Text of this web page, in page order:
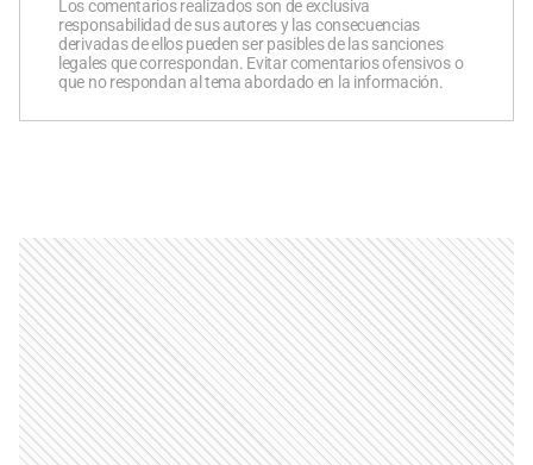
Los comentarios realizados son de exclusiva
responsabilidad de sus autores y las consecuencias
derivadas de ellos pueden ser pasibles de las sanciones
legales que correspondan. Evitar comentarios ofensivos o
que no respondan al tema abordado en la información.